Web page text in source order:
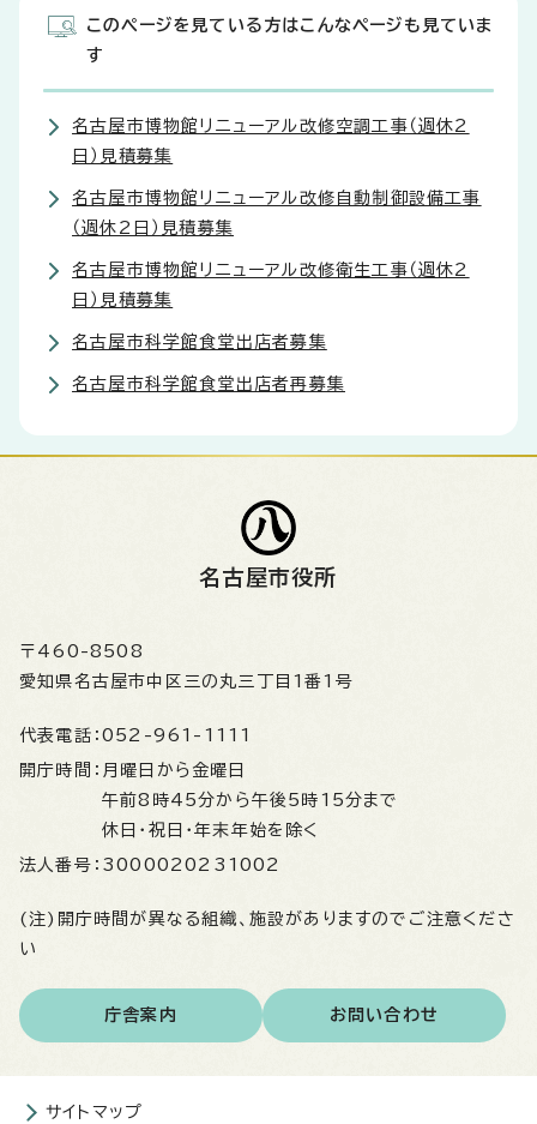
このページを見ている方はこんなページも見ていま
す
名古屋市博物館リニューアル改修空調工事（週休2
日）見積募集
名古屋市博物館リニューアル改修自動制御設備工事
（週休2日）見積募集
名古屋市博物館リニューアル改修衛生工事（週休2
日）見積募集
名古屋市科学館食堂出店者募集
名古屋市科学館食堂出店者再募集
名古屋市役所
〒460-8508
愛知県名古屋市中区三の丸三丁目1番1号
代表電話： 052-961-1111
開庁時間： 月曜日から金曜日
午前8時45分から午後5時15分まで
休日・祝日・年末年始を除く
法人番号： 3000020231002
(注)開庁時間が異なる組織、施設がありますのでご注意くださ
い
庁舎案内 お問い合わせ
サイトマップ